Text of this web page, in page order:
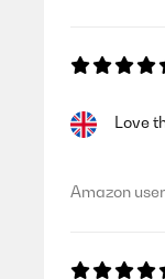
Love
Amazon user